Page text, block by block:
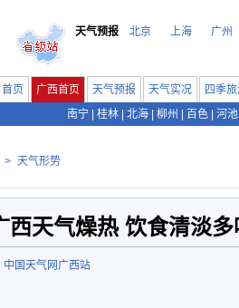
天气预报
北京 上海 广州
首页 广西首页 天气预报 天气实况
四季
南宁
桂林 北海 柳州 百色 河池
> 天气形势
西天气燥热 饮食清淡多
中国天气网广西站